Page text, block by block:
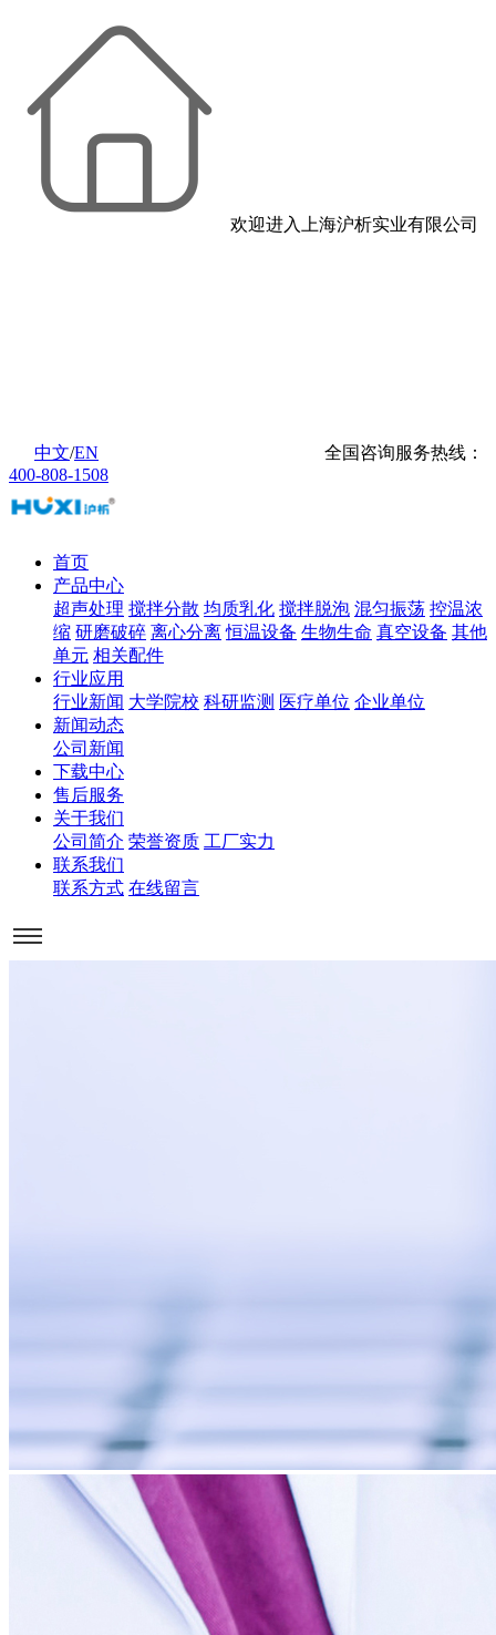
欢迎进入上海沪析实业有限公司
中文/EN
全国咨询服务热线：
400-808-1508
首页
产品中心
超声处理 搅拌分散 均质乳化 搅拌脱泡 混匀振荡 控温浓
缩 研磨破碎 离心分离 恒温设备 生物生命 真空设备 其他
单元 相关配件
行业应用
行业新闻 大学院校 科研监测 医疗单位 企业单位
新闻动态
公司新闻
下载中心
售后服务
关于我们
公司简介 荣誉资质 工厂实力
联系我们
联系方式 在线留言